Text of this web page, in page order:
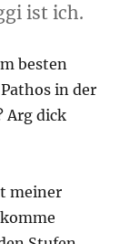
ist ich.
besten
in der
Arg dick
meiner